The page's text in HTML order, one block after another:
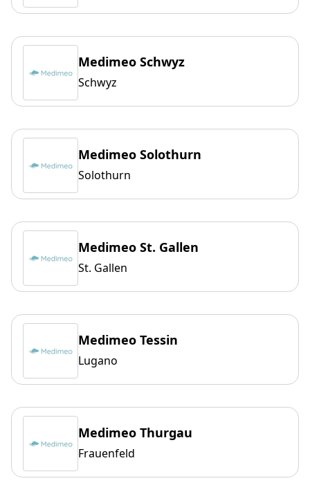
Medimeo Schwyz
Schwyz
Medimeo Solothurn
Solothurn
Medimeo St. Gallen
St. Gallen
Medimeo Tessin
Lugano
Medimeo Thurgau
Frauenfeld